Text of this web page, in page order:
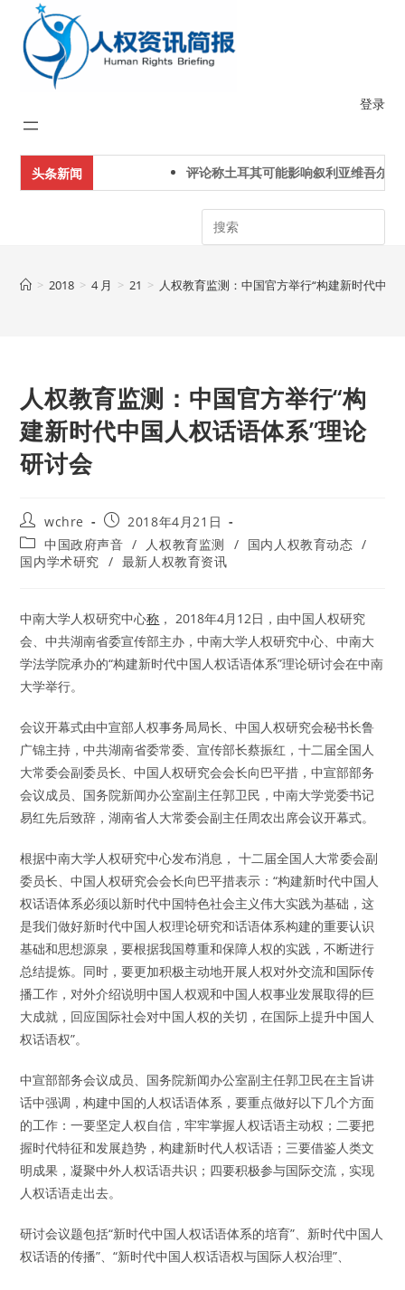
content
登录
头条新闻 评论称土耳其可能影响叙利亚维吾尔人
Search
> 2018 > 4 月 > 21 > 人权教育监测：中国官方举行“构建新时代中
人权教育监测：中国官方举行“构
建新时代中国人权话语体系”理论
研讨会
Post
author:
wchre
Post
published:
2018年4月21日
Post
category:
中国政府声音 / 人权教育监测 / 国内人权教育动态 /
国内学术研究 / 最新人权教育资讯
中南大学人权研究中心称 ， 2018年4月12日，由中国人权研究
会、中共湖南省委宣传部主办，中南大学人权研究中心、中南大
学法学院承办的“构建新时代中国人权话语体系”理论研讨会在中南
大学举行。
会议开幕式由中宣部人权事务局局长、中国人权研究会秘书长鲁
广锦主持，中共湖南省委常委、宣传部长蔡振红，十二届全国人
大常委会副委员长、中国人权研究会会长向巴平措，中宣部部务
会议成员、国务院新闻办公室副主任郭卫民，中南大学党委书记
易红先后致辞，湖南省人大常委会副主任周农出席会议开幕式。
根据中南大学人权研究中心发布消息， 十二届全国人大常委会副
委员长、中国人权研究会会长向巴平措表示：“构建新时代中国人
权话语体系必须以新时代中国特色社会主义伟大实践为基础，这
是我们做好新时代中国人权理论研究和话语体系构建的重要认识
基础和思想源泉，要根据我国尊重和保障人权的实践，不断进行
总结提炼。同时，要更加积极主动地开展人权对外交流和国际传
播工作，对外介绍说明中国人权观和中国人权事业发展取得的巨
大成就，回应国际社会对中国人权的关切，在国际上提升中国人
权话语权”。
中宣部部务会议成员、国务院新闻办公室副主任郭卫民在主旨讲
话中强调，构建中国的人权话语体系，要重点做好以下几个方面
的工作：一要坚定人权自信，牢牢掌握人权话语主动权；二要把
握时代特征和发展趋势，构建新时代人权话语；三要借鉴人类文
明成果，凝聚中外人权话语共识；四要积极参与国际交流，实现
人权话语走出去。
研讨会议题包括“新时代中国人权话语体系的培育”、新时代中国人
权话语的传播”、“新时代中国人权话语权与国际人权治理”、